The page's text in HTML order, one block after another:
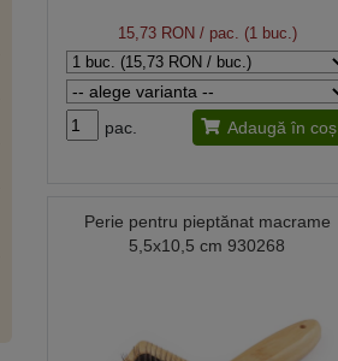
15,73 RON/ pac. (1 buc.)
pac. Adaugă în coș
Perie pentru pieptănat macrame
5,5x10,5 cm 930268